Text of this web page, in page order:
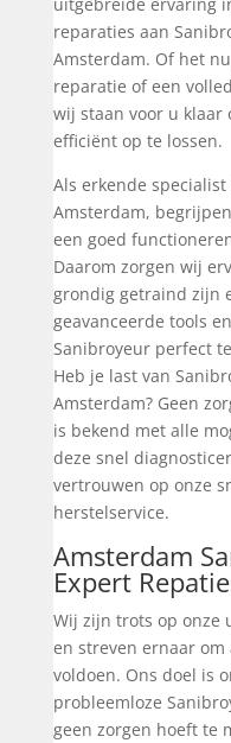
reparaties aan
Amsterdam. Of het
reparatie of een
wij staan voor u klaar
efficiënt op te lossen.
Als erkende
Amsterdam,
een goed
Daarom zorgen wij
grondig getraind zijn
geavanceerde tools
Sanibroyeur perfect
Heb je last van
Amsterdam? Geen
is bekend met alle
deze snel
vertrouwen op onze
herstelservice.
Amsterdam
Expert
Wij zijn trots op onze
en streven ernaar
voldoen. Ons doel is
probleemloze
geen zorgen hoeft te